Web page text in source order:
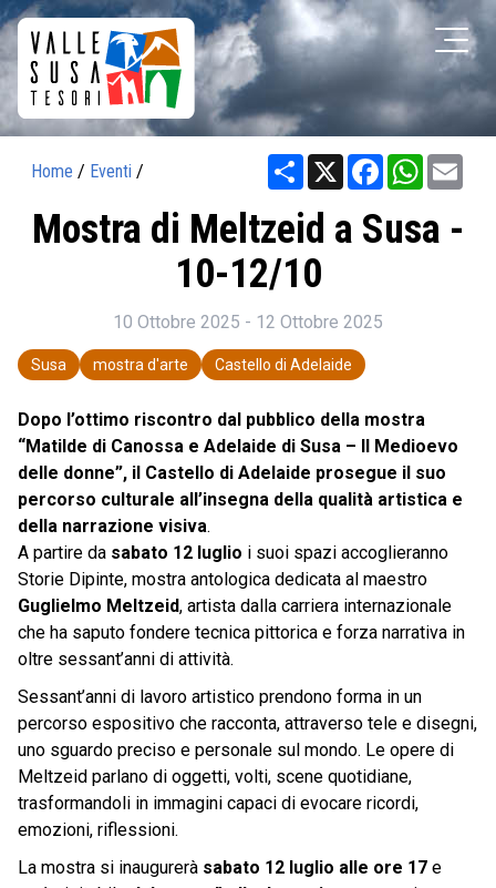
Home / Eventi / Share X Facebook
Mostra di Meltzeid a Susa -
10-12/10
10 Ottobre 2025 - 12 Ottobre 2025
Susa mostra d'arte Castello di Adelaide
Dopo l’ottimo riscontro dal pubblico della mostra
“Matilde di Canossa e Adelaide di Susa – Il Medioevo
delle donne”, il Castello di Adelaide prosegue il suo
percorso culturale all’insegna della qualità artistica e
della narrazione visiva.
A partire da sabato 12 luglio i suoi spazi accoglieranno
Storie Dipinte, mostra antologica dedicata al maestro
Guglielmo Meltzeid, artista dalla carriera internazionale
che ha saputo fondere tecnica pittorica e forza narrativa in
oltre sessant’anni di attività.
Sessant’anni di lavoro artistico prendono forma in un
percorso espositivo che racconta, attraverso tele e disegni,
uno sguardo preciso e personale sul mondo. Le opere di
Meltzeid parlano di oggetti, volti, scene quotidiane,
trasformandoli in immagini capaci di evocare ricordi,
emozioni, riflessioni.
La mostra si inaugurerà sabato 12 luglio alle ore 17 e